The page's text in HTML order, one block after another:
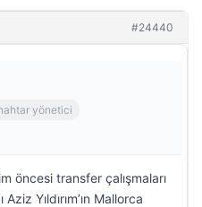
#24440
yönetici
öncesi transfer çalışmaları
Yıldırım’ın Mallorca